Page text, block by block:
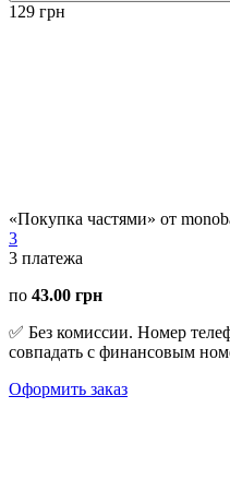
129 грн
«Покупка частями» от
3
3 платежа
по 43.00 грн
✅ Без комиссии. Номер
совпадать с финансовым
Оформить заказ